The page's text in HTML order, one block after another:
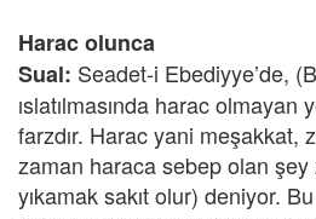
Harac olunca
Sual: Seadet-i Ebediyye’de,
ıslatılmasında harac olmayan
farzdır. Harac yani meşakkat,
zaman haraca sebep olan şey
yıkamak sakıt olur) deniyor.